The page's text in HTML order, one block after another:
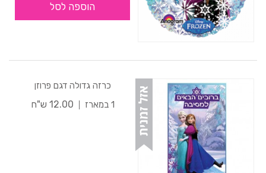
הוספה לסל
כרזה גדולה דגם פרוזן
1 במארז
12.00 ש"ח